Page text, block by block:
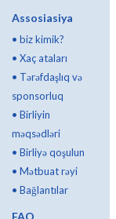
Assosiasiya
•biz kimik?
•Xaç ataları
• Tərəfdaşlıq və
sponsorluq
•Birliyin
məqsədləri
•Birliyə qoşulun
•Mətbuat rəyi
•Bağlantılar
FAQ